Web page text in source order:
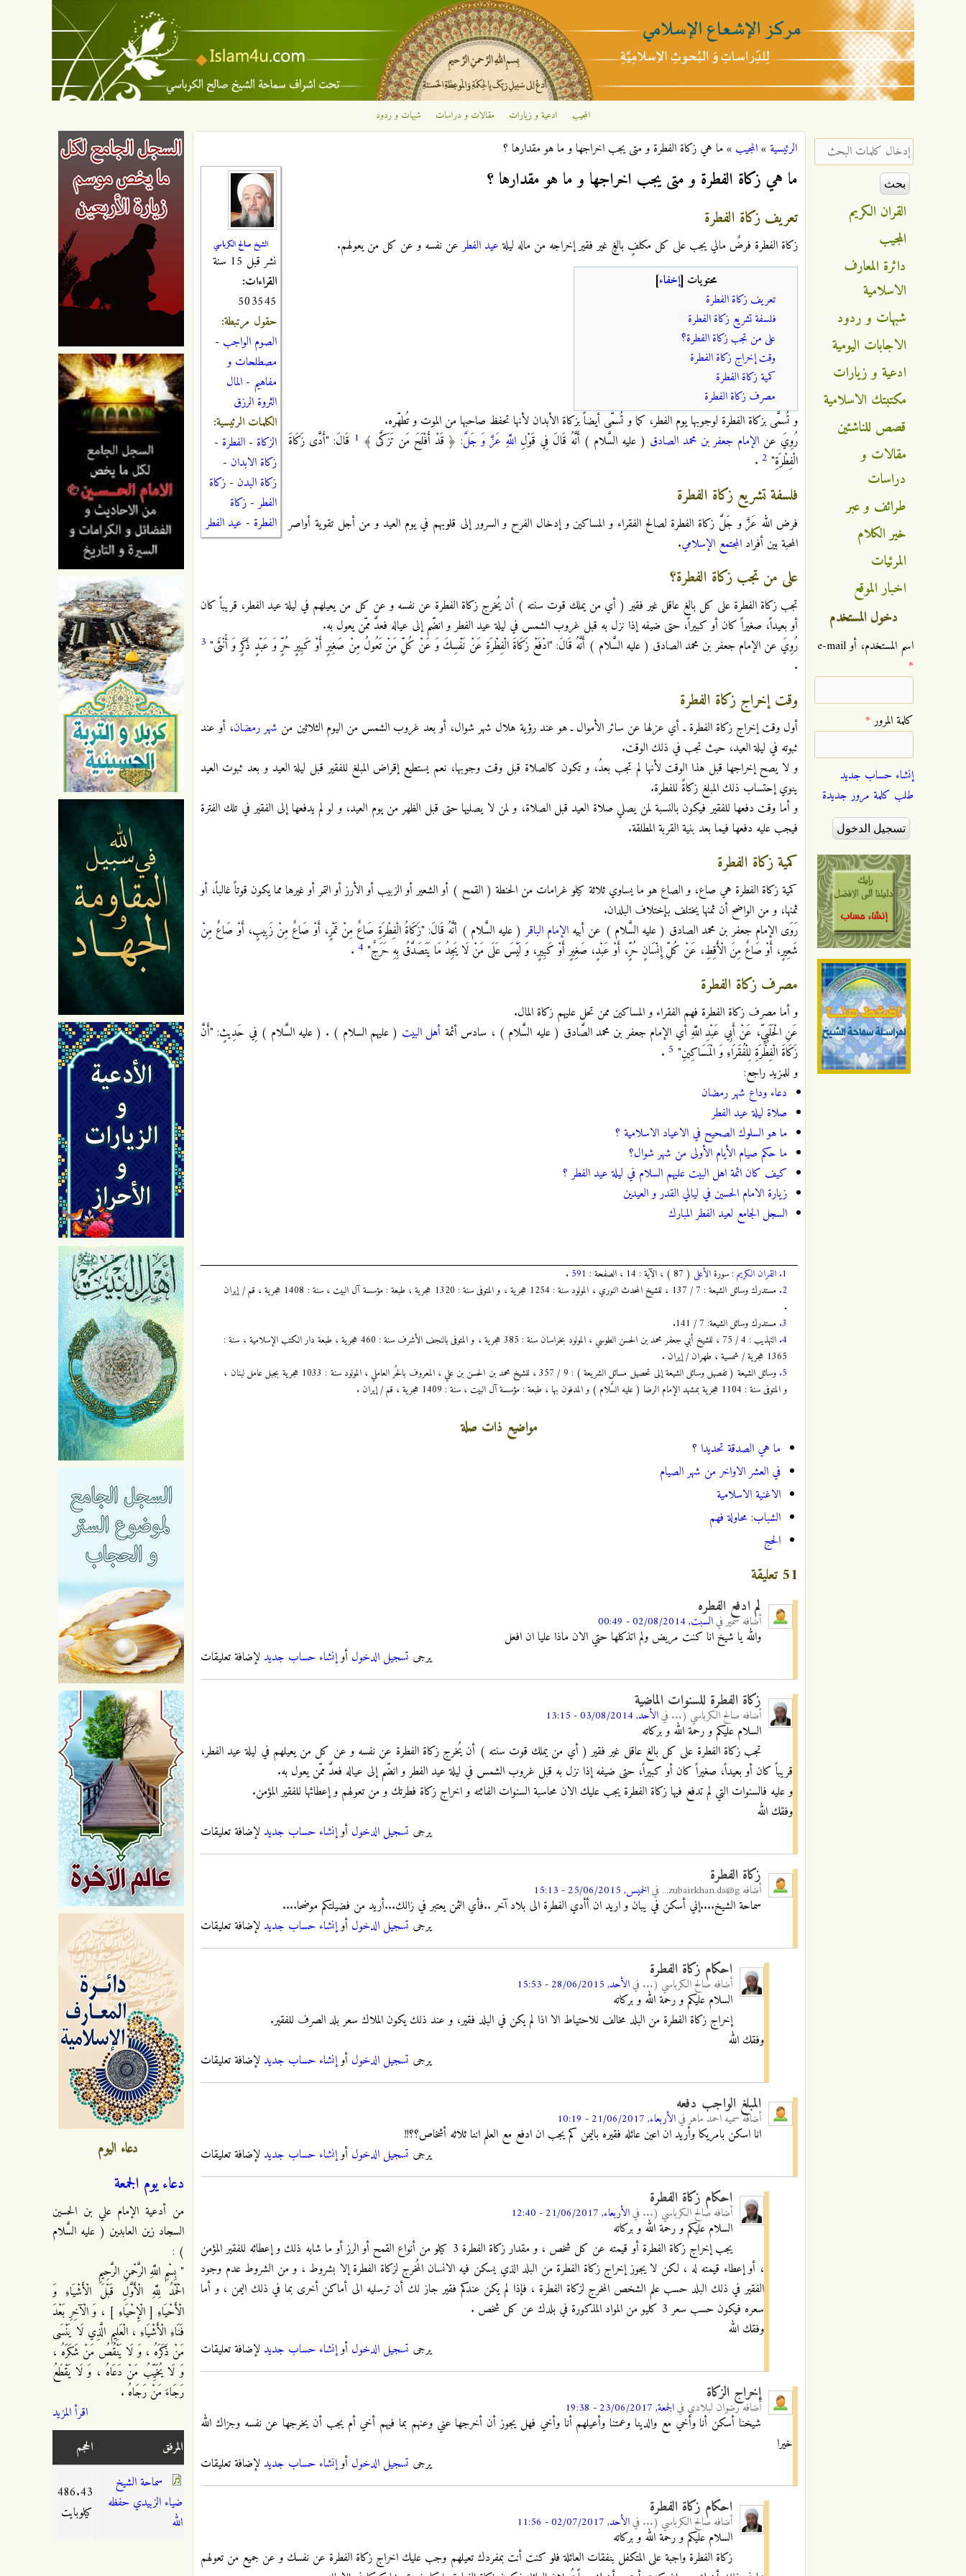
تجاوز إلى المحتوى الرئيسي
الإشعاع
الإسلامي
المجيب ادعية و زيارات مقالات و دراسات شبهات و ردود
أنت هنا
الرئيسية»المجيب »ما هي زكاة الفطرة و متى يجب اخراجها و ما هو مقدارها ؟
الشيخ صالح الكرباسي
نشر قبل 15 سنة
القراءات:
503545
حقول مرتبطة:
الصوم الواجب -
مصطلحات و
مفاهيم - المال
الثروة الرزق
الكلمات الرئيسية:
الزكاة - الفطرة -
زكاة الابدان -
زكاة البدن - زكاة
الفطر- زكاة
الفطرة - عيد الفطر
ما هي زكاة الفطرة و متى يجب اخراجها و ما هو مقدارها ؟
تعريف زكاة الفطرة
زكاة الفطرة فرضٌ مالي يجب على كل مكلفٍ بالغٍ غير فقير إخراجه من ماله ليلةعيد الفطرعن نفسه و عن كل من يعولهم.
محتويات [إخفاء]
تعريف زكاة الفطرة
فلسفة تشريع زكاة الفطرة
على من تجب زكاة الفطرة؟
وقت إخراج زكاة الفطرة
كمية زكاة الفطرة
‏مصرف زكاة الفطرة
و تُسمَّى بزكاة الفطرة لوجوبها يوم الفطر، كما و تُسمّى أيضاً بزكاة الأبدان لأنها تحفظ صاحبها من الموت و تُطهّره.
رُوِيَ عن الإمام جعفر بن محمد الصادق ( عليه السَّلام ) أَنَّهُ قَالَ فِي قَوْلِ اللَّهِ عَزَّ وَ جَلَّ: ﴿ قَدْ أَفْلَحَ مَن تَزَكَّى ﴾ 1 قَالَ: "أَدَّى زَكَاةَ
الْفِطْرَةِ" 2
.
فلسفة تشريع زكاة الفطرة
فرض الله عَزَّ و جَلَّ زكاة الفطرة لصالح الفقراء و المساكين و إدخال الفرح و السرور إلى قلوبهم في يوم العيد و من أجل تقوية أواصر
المحبة بين أفراد المجتمع الإسلامي.
على من تجب زكاة الفطرة؟
تجب زكاة الفطرة على كل بالغ عاقل غير فقير ( أي من يملك قوت سنته ) أن يُخرج زكاة الفطرة عن نفسه و عن كل من يعيلهم في ليلة عيد الفطر، قريباً كان
أو بعيداً، صغيراً كان أو كبيراً، حتى ضيفه إذا نزل به قبل غروب الشمس في ليلة عيد الفطر و انضّم إلى عياله فعدَّ ‏ممّن يعول به.
رُوِيَ عن الإمام جعفر بن محمد الصادق ( عليه السَّلام ) أَنَّهُ قَالَ: "ادْفَعْ زَكَاةَ الْفِطْرَةِ عَنْ نَفْسِكَ وَ عَنْ كُلِّ مَنْ تَعُولُ مِنْ صَغِيرٍ أَوْ كَبِيرٍ حُرٍّ وَ عَبْدٍ ذَكَرٍ وَ أُنْثَى" 3
.
وقت إخراج زكاة الفطرة
أول وقت إخراج زكاة الفطرة ـ أي عزلها عن سائر الأموال ـ هو عند رؤية هلال شهر شوال، أو بعد غروب الشمس من اليوم الثلاثين من شهر رمضان، أو عند
ثبوته في ليلة العيد، حيث تجب في ذلك الوقت.
و لا يصح إخراجها قبل هذا الوقت لأنها لم تجب بعدُ، و تكون كالصلاة قبل وقت وجوبها، نعم يستطيع إقراض المبلغ للفقير قبل ليلة العيد و بعد ثبوت العيد
ينوي إحتساب ذلك المبلغ زكاةً للفطرة.
و أما وقت دفعها للفقير فيكون بالنسبة لمن يصلي صلاة العيد قبل الصلاة، و لمن لا يصليها حتى قبل الظهر من يوم العيد، و لو لم يدفعها إلى الفقير في تلك الفترة
فيجب عليه دفعها فيما بعد بنية القربة المطلقة.
كمية زكاة الفطرة
كمية زكاة الفطرة هي صاع، و الصاع هو ما يساوي ثلاثة كيلو غرامات من الحنطة ( القمح ) أو الشعير أو الزبيب أو الأرز أو التمر أو غيرها مما يكون قوتاً غالباً، أو
ثمنها، و من الواضح أن ثمنها يختلف بإختلاف البلدان.
رَوَى الإمام جعفر بن محمد الصادق ( عليه السَّلام ) عن أبيهالإمام الباقر( عليه السَّلام ) أنَّهُ قَالَ: "زَكَاةُ الْفِطْرَةِ صَاعٌ مِنْ تَمْرٍ، أَوْ صَاعٌ مِنْ زَبِيبٍ، أَوْ صَاعٌ مِنْ
شَعِيرٍ، أَوْ صَاعٌ مِنَ الْأَقِطِ، عَنْ كُلِّ إِنْسَانٍ حُرٍّ، أَوْ عَبْدٍ، صَغِيرٍ أَوْ كَبِيرٍ، وَ لَيْسَ عَلَى مَنْ لَا يَجِدُ مَا يَتَصَدَّقُ بِهِ حَرَجٌ" 4
.
‏مصرف زكاة الفطرة
و أما مصرف زكاة الفطرة فهم الفقراء و المساكين ممن تحل عليهم زكاة المال.
عَنِ الْحَلَبِيِّ، عَنْ أَبِي عَبْدِ اللَّهِ أي الإمام جعفر بن محمد الصَّادق ( عليه السَّلام ) ، سادس أئمة أهل البيت ( عليهم السلام ) . ( عليه السَّلام ) فِي حَدِيثٍ: "أَنَّ
زَكَاةَ الْفِطْرَةِ لِلْفُقَرَاءِ وَ الْمَسَاكِينِ" 5
.
و للمزيد راجع:
دعاء وداع شهر رمضان
صلاة ليلة عيد الفطر
ما هو السلوك الصحيح في الاعياد الاسلامية ؟
ما حكم صيام الأيام الأولى من شهر شوال؟
كيف كان ائمة اهل البيت عليهم السلام في ليلة عيد الفطر ؟
زيارة الامام الحسين في ليالي القدر و العيدين
السجل الجامع لعيد الفطر المبارك
1. القران الكريم : سورةالأعلى ( 87 ) ، الآية : 14 ، الصفحة : 591
.
2.
مستدرك وسائل الشيعة : 7 / 137 ، للشيخ المحدث النوري ، المولود سنة : 1254 هجرية ، و المتوفى سنة : 1320 هجرية ، طبعة : مؤسسة آل البيت ، سنة : 1408 هجرية ، قم / إيران
.
3. مستدرك وسائل الشيعة: 7 / 141.‏
4.
التهذيب : 4 / 75 ، للشيخ أبي جعفر محمد بن الحسن الطوسي ، المولود بخراسان سنة : 385 هجرية ، و المتوفى بالنجف الأشرف سنة : 460 هجرية ، طبعة دار الكتب الإسلامية ، سنة :
1365 هجرية / شمسية ، طهران / إيران .
5.
وسائل الشيعة ( تفصيل وسائل الشيعة إلى تحصيل مسائل الشريعة ) : 9 / 357 ، للشيخ محمد بن الحسن بن علي ، المعروف بالحُر العاملي ، المولود سنة : 1033 هجرية بجبل عامل لبنان ،
و المتوفى سنة : 1104 هجرية بمشهد الإمام الرضا ( عليه السَّلام ) و المدفون بها ، طبعة : مؤسسة آل البيت ، سنة : 1409 هجرية ، قم / إيران .
مواضيع ذات صلة
ما هي الصدقة تحديدا ؟
في العشر الاواخر من شهر الصيام
الاغنية الاسلامية
الشباب: محاولة فهم
الحج
51 تعليقة
لم ادفع الفطره
أضافهسميرفيالسبت, 02/08/2014 - 00:49
والله يا شيخ انا كنت مريض ولم اتذكلها حتي الان ماذا عليا ان افعل
يرجى تسجيل الدخول أوإنشاء حساب جديد لإضافة تعليقات
زكاة الفطرة للسنوات الماضية
أضافه صالح الكرباسي (... فيالأحد, 03/08/2014 - 13:15
السلام عليكم و رحمة الله و بركاته
تجب زكاة الفطرة على كل بالغ عاقل غير فقير ( أي من يملك قوت سنته ) أن يُخرج زكاة الفطرة عن نفسه و عن كل من يعيلهم في ليلة عيد الفطر،
قريباً كان أو بعيداً، صغيراً كان أو كبيراً، حتى ضيفه إذا نزل به قبل غروب الشمس في ليلة عيد الفطر و انضّم إلى عياله فعدَّ ‏ممّن يعول به.
و عليه فالسنوات التي لم تدفع فيها زكاة الفطرة يجب عليك الان محاسبة السنوات الفائته و اخراج زكاة فطرتك و من تعولهم و إعطائها للفقير المؤمن.
وفقك الله
يرجى تسجيل الدخول أوإنشاء حساب جديد لإضافة تعليقات
زكاة الفطرة
أضافه zubairkhan.da@g... فيالخميس, 25/06/2015 - 15:13
سماحة الشيخ....إني أسكن في يبان و اريد ان أأدي الفطرة الى بلاد آخر ..فأي الثمن يعتبر في زالك...أريد من فضيلتكم موضحا....
يرجى تسجيل الدخول أوإنشاء حساب جديد لإضافة تعليقات
احكام زكاة الفطرة
أضافه صالح الكرباسي (... فيالأحد, 28/06/2015 - 15:53
السلام عليكم و رحمة الله و بركاته
إخراج زكاة الفطرة من البلد مخالف للاحتياط الا اذا لم يكن في البلد فقير، و عند ذلك يكون الملاك سعر بلد الصرف للفقير.
وفقك الله
يرجى تسجيل الدخول أوإنشاء حساب جديد لإضافة تعليقات
المبلغ الواجب دفعه
أضافهسميه احمد ماهر فيالأربعاء, 21/06/2017 - 10:19
انا اسكن بامريكا وأريد ان اعين عائله فقيره باليمن كم يجب ان ادفع مع العلم اننا ثلاثه أشخاص؟؟!!
يرجى تسجيل الدخول أوإنشاء حساب جديد لإضافة تعليقات
احكام زكاة الفطرة
أضافه صالح الكرباسي (... فيالأربعاء, 21/06/2017 - 12:40
السلام عليكم و رحمة الله و بركاته
يجب إخراج زكاة الفطرة أو قيمته عن كل شخص ، و مقدار زكاة الفطرة 3 كيلو من أنواع القمح أو الرز أو ما شابه ذلك و إعطائه للفقير المؤمن
، أو إعطاء قيمته له ، لكن لا يجوز إخراج زكاة الفطرة من البلد الذي يسكن فيه الانسان المُخرج لزكاة الفطرة إلا بشروط ، و من الشروط عدم وجود
الفقير في ذلك البلد حسب علم الشخص المخرج لزكاة الفطرة ، فإذا لم يكن عندكم فقير جاز لك أن ترسليه الى أماكن أخرى بما في ذلك اليمن ، و أما
سعره فيكون حسب سعر 3 كليو من المواد المذكورة في بلدك عن كل شخص .
وفقك الله
يرجى تسجيل الدخول أوإنشاء حساب جديد لإضافة تعليقات
إخراج الزكاة
أضافهرضوان لبلادي فيالجمعة, 23/06/2017 - 19:38
شيخنا أسكن أنا وأخي مع والدينا وعمتنا وأعيلهم أنا وأخي فهل يجوز أن أخرجها عني وعنهم بما فيهم أخي أم يجب أن يخرجها عن نفسه وجزاك الله
خيرا
يرجى تسجيل الدخول أوإنشاء حساب جديد لإضافة تعليقات
احكام زكاة الفطرة
أضافه صالح الكرباسي (... فيالأحد, 02/07/2017 - 11:56
السلام عليكم و رحمة الله و بركاته
زكاة الفطرة واجبة على المتكفل بنفقات العائلة فلو كنت أنت بمفردك تعيلهم وجب عليك اخراج زكاة الفطرة عن نفسك و عن جميع من تعولهم
دعاء اليوم
دعاء يوم الجمعة
من أدعية الإمام علي بن الحسين
السجاد زين العابدين ( عليه السَّلام
) :
" بِسْمِ اللَّهِ الرَّحْمنِ الرَّحِيمِ
الْحَمْدُ لِلَّهِ الْأَوَّلِ قَبْلَ الْأَشْيَاءِ وَ
الْأَحْيَاءِ [ الْإِحْيَاءِ ] ، وَ الْآخِرِ بَعْدَ
فَنَاءِ الْأَشْيَاءِ ، الْعَلِيمِ الَّذِي لَا يَنْسَى
مَنْ ذَكَرَهُ ، وَ لَا يَنْقُصُ مَنْ شَكَرَهُ ،
وَ لَا يُخَيِّبُ مَنْ دَعَاهُ ، وَ لَا يَقْطَعُ
رَجَاءَ مَنْ رَجَاهُ .
اقرأ المزيد
المرفق
الحجم
سماحة الشيخ
ضياء الزبيدي حفظه
الله
486.43
كيلوبايت
‏إدخال كلمات البحث ‏
القران الكريم
المجيب
دائرة المعارف
الاسلامية
شبهات و ردود
الاجابات اليومية
ادعية و زيارات
مكتبتك الاسلامية
قصص للناشئين
مقالات و
دراسات
طرائف و عبر
خير الكلام
المرئيات
اخبار الموقع
دخول المستخدم
‏اسم المستخدم، أو e-mail
*
‏كلمة المرور ‏*
إنشاء حساب جديد
طلب كلمة مرور جديدة